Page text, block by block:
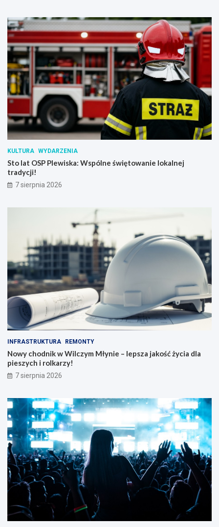
KULTURA WYDARZENIA
Sto lat OSP Plewiska: Wspólne świętowanie lokalnej
tradycji!
7 sierpnia 2026
INFRASTRUKTURA REMONTY
Nowy chodnik w Wilczym Młynie – lepsza jakość życia dla
pieszych i rolkarzy!
7 sierpnia 2026